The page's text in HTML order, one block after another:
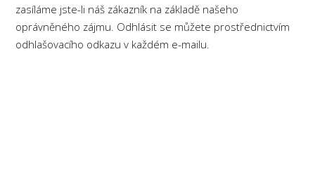
zasíláme jste-li náš zákazník na základě našeho
oprávněného zájmu. Odhlásit se můžete prostřednictvím
odhlašovacího odkazu v každém e-mailu.